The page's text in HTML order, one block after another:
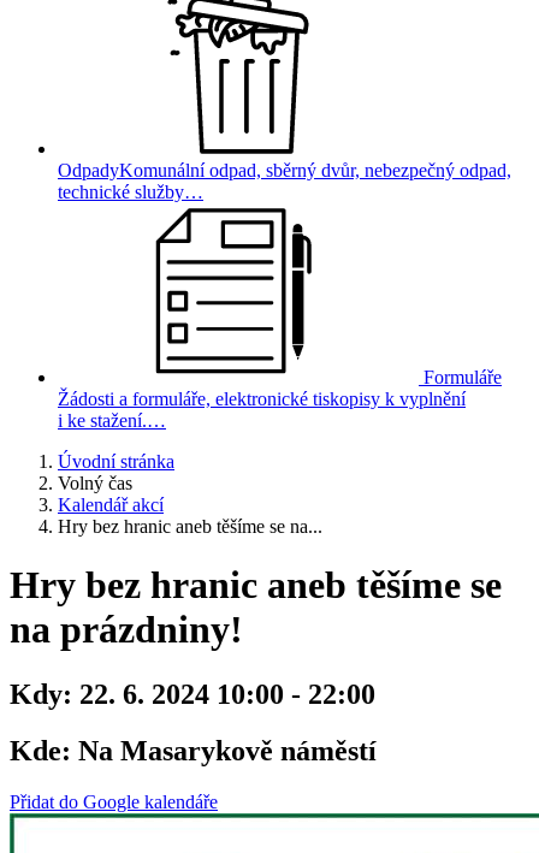
OdpadyKomunální odpad, sběrný dvůr, nebezpečný odpad,
technické služby…
Formuláře
Žádosti a formuláře, elektronické tiskopisy k vyplnění
i ke stažení.…
Úvodní stránka
Volný čas
Kalendář akcí
Hry bez hranic aneb těšíme se na...
Hry bez hranic aneb těšíme se
na prázdniny!
Kdy: 22. 6. 2024 10:00 - 22:00
Kde: Na Masarykově náměstí
Přidat do Google kalendáře